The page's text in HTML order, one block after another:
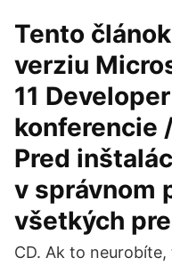
Tento
verziu
11
konferencie
Pred
v správnom
všetkých
CD. Ak to